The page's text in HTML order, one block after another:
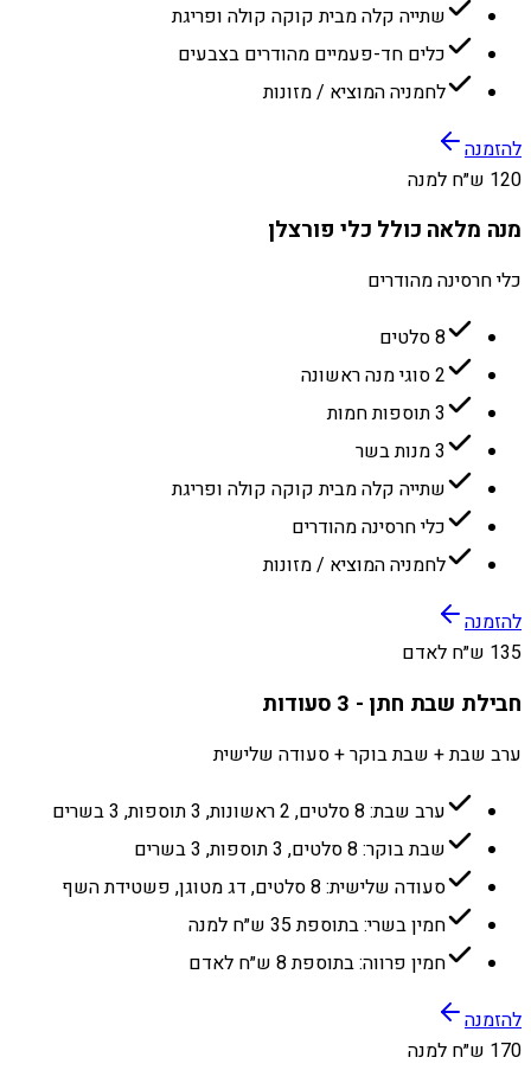
שתייה קלה מבית קוקה קולה ופריגת
כלים חד-פעמיים מהודרים בצבעים
לחמניה המוציא / מזונות
להזמנה
120 ש״ח למנה
מנה מלאה כולל כלי פורצלן
כלי חרסינה מהודרים
8 סלטים
2 סוגי מנה ראשונה
3 תוספות חמות
3 מנות בשר
שתייה קלה מבית קוקה קולה ופריגת
כלי חרסינה מהודרים
לחמניה המוציא / מזונות
להזמנה
135 ש״ח לאדם
חבילת שבת חתן - 3 סעודות
ערב שבת + שבת בוקר + סעודה שלישית
ערב שבת: 8 סלטים, 2 ראשונות, 3 תוספות, 3 בשרים
שבת בוקר: 8 סלטים, 3 תוספות, 3 בשרים
סעודה שלישית: 8 סלטים, דג מטוגן, פשטידת השף
חמין בשרי: בתוספת 35 ש״ח למנה
חמין פרווה: בתוספת 8 ש״ח לאדם
להזמנה
170 ש״ח למנה